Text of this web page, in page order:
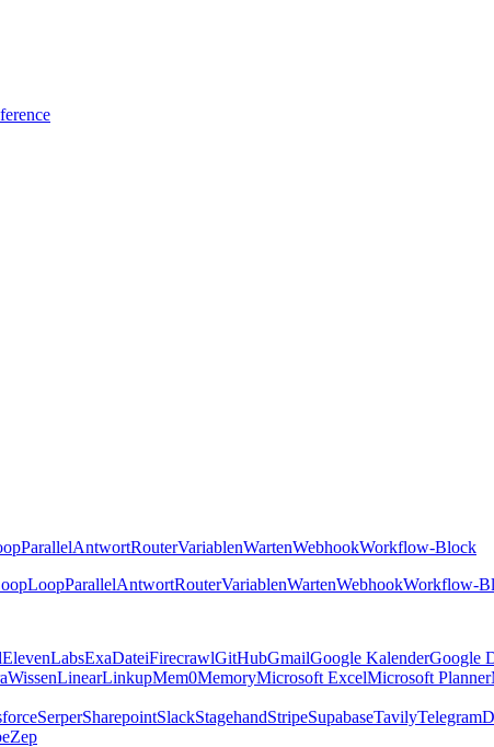
ParallelAntwortRouterVariablenWartenWebhookWorkflow-Block
LoopParallelAntwortRouterVariablenWartenWebhookWorkflow-
ElevenLabsExaDateiFirecrawlGitHubGmailGoogle KalenderGoogle
WissenLinearLinkupMem0MemoryMicrosoft ExcelMicrosoft Planner
SerperSharepointSlackStagehandStripeSupabaseTavilyTelegram
Zep